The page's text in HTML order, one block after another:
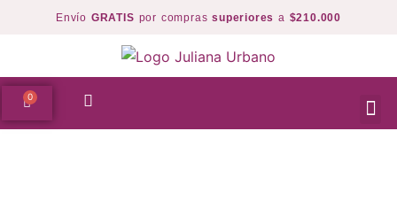
Envío GRATIS por comprassuperiores a $210.000